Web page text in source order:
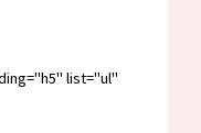
list="ul"